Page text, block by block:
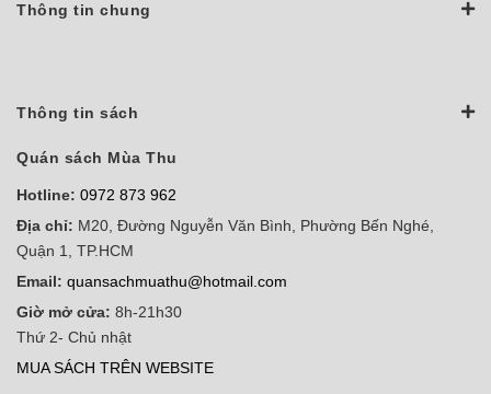
Thông tin chung
Thông tin sách
Quán sách Mùa Thu
Hotline: 0972 873 962
Địa chỉ: M20, Đường Nguyễn Văn Bình, Phường Bến Nghé,
Quận 1, TP.HCM
Email: quansachmuathu@hotmail.com
Giờ mở cửa: 8h-21h30
Thứ 2- Chủ nhật
MUA SÁCH TRÊN WEBSITE